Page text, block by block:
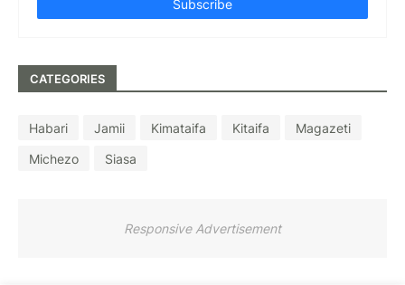
CATEGORIES
Habari Jamii Kimataifa Kitaifa
Magazeti
Michezo
Siasa
Responsive Advertisement